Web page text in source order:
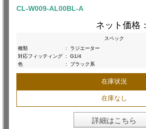
CL-W009-AL00BL-A
ネット価格：
スペック
種類
:
ラジエーター
対応フィッティング :
G1/4
色
: ブラック系
在庫状況
在庫なし
詳細はこちら